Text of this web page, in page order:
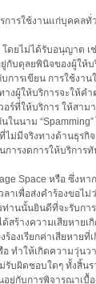
การใช้งานแก่บุคคลทั่
ยไม่ได้รับอนุญาต เ
กับดุลยพินิจของผู้ให้บ
ารเขียน การใช้งา
ผู้ให้บริการจะให้ค
อร์ที่ให้บริการ ให้ส
นนาม
ม่มีจริงทางด้านธุร
ารงดการให้บริกา
Space หรือ ซึ่งหา
าเพื่อส่งคำร้องขอไ
นนั้นยินดีที่จะรับกา
ร้างความเสียหายเ
งเรียกค่าเสียหายที่
อ ทำให้เกิดความวุ่
บผิดชอบใดๆ ทั้งสิ้น
อยู่กับการพิจารณาเบื้